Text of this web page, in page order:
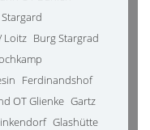
Loitz Burg Stargrad
Ferdinandshof
OT Glienke Gartz
Glashütte